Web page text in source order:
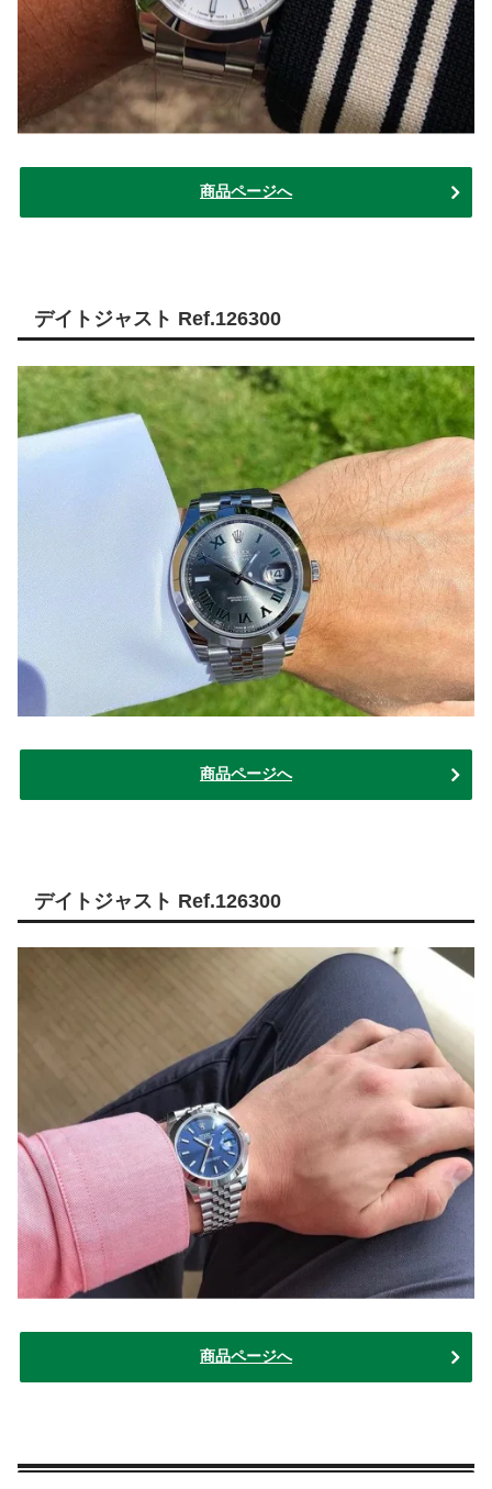
商品ページへ
デイトジャスト Ref.126300
商品ページへ
デイトジャスト Ref.126300
商品ページへ